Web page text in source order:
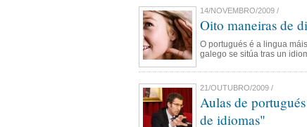
14/NOVEMBRO/2009 /
Oito maneiras de
O portugués é a lingua
galego se sitúa tras un
21/OUTUBRO/2009 /
Aulas de
de idiomas"